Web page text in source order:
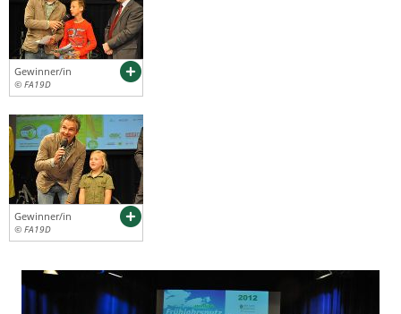
Gewinner/in
© FA19D
Gewinner/in
© FA19D